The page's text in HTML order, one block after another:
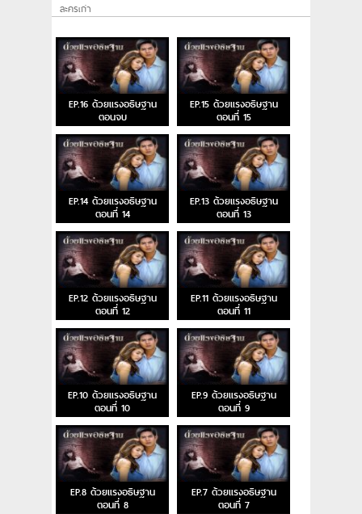
ละครเก่า
EP.16 ด้วยแรงอธิษฐาน
ตอนจบ
EP.15 ด้วยแรงอธิษฐาน
ตอนที่ 15
EP.14 ด้วยแรงอธิษฐาน
ตอนที่ 14
EP.13 ด้วยแรงอธิษฐาน
ตอนที่ 13
EP.12 ด้วยแรงอธิษฐาน
ตอนที่ 12
EP.11 ด้วยแรงอธิษฐาน
ตอนที่ 11
EP.10 ด้วยแรงอธิษฐาน
ตอนที่ 10
EP.9 ด้วยแรงอธิษฐาน
ตอนที่ 9
EP.8 ด้วยแรงอธิษฐาน
ตอนที่ 8
EP.7 ด้วยแรงอธิษฐาน
ตอนที่ 7